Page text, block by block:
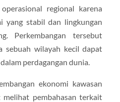
regional karena
yang stabil dan lingkungan
Perkembangan tersebut
sebuah wilayah kecil dapat
perdagangan dunia.
ekonomi kawasan
melihat pembahasan terkait